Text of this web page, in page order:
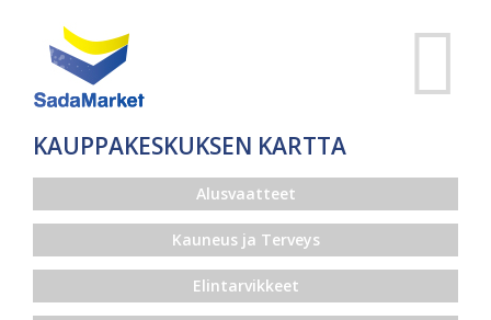
KAUPPAKESKUKSEN KARTTA
Alusvaatteet
Kauneus ja Terveys
Elintarvikkeet